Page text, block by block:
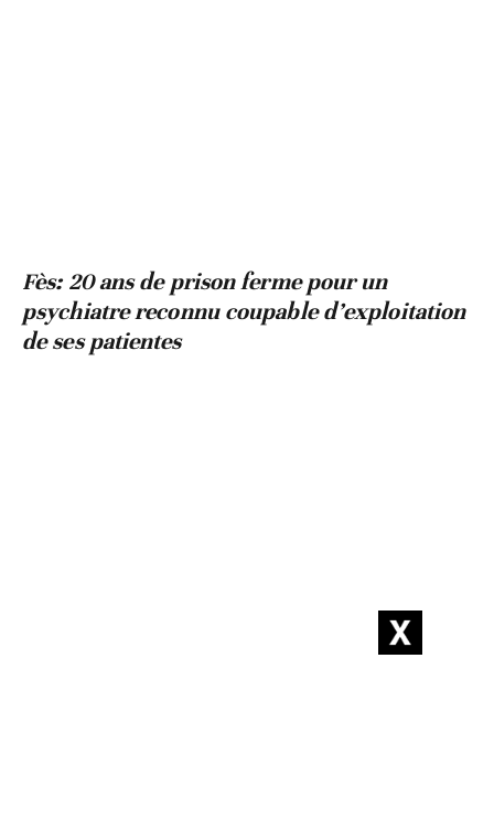
Fès: 20 ans de prison ferme pour un
psychiatre reconnu coupable d’exploitation
de ses patientes